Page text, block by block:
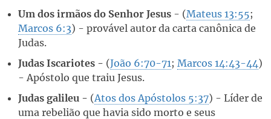
Um dos irmãos do Senhor Jesus - (Mateus 13:55;
Marcos 6:3) - provável autor da carta canônica de
Judas.
Judas Iscariotes - (João 6:70-71; Marcos 14:43-44)
- Apóstolo que traiu Jesus.
Judas galileu - (Atos dos Apóstolos 5:37) - Líder de
uma rebelião que havia sido morto e seus